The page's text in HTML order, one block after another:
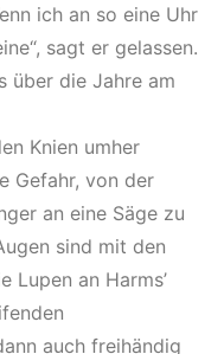
ich an so eine Uhr
sagt er gelassen.
über die Jahre am
Knien umher
Gefahr, von der
an eine Säge zu
sind mit den
Lupen an Harms’
auch freihändig